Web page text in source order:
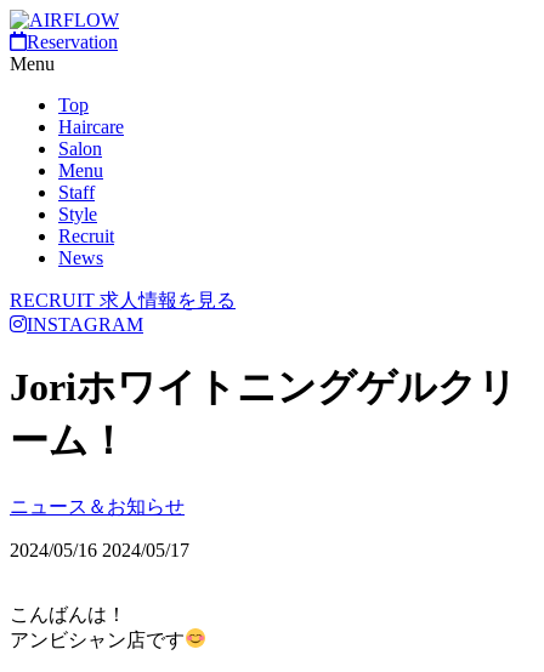
Reservation
Menu
Top
Haircare
Salon
Menu
Staff
Style
Recruit
News
RECRUIT 求人情報を見る
INSTAGRAM
Joriホワイトニングゲルクリ
ーム！
ニュース＆お知らせ
2024/05/16 2024/05/17
こんばんは！
アンビシャン店です